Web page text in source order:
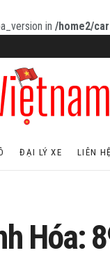
in /home2/
ĐẠI LÝ XE LIÊN HỆ
Hóa: